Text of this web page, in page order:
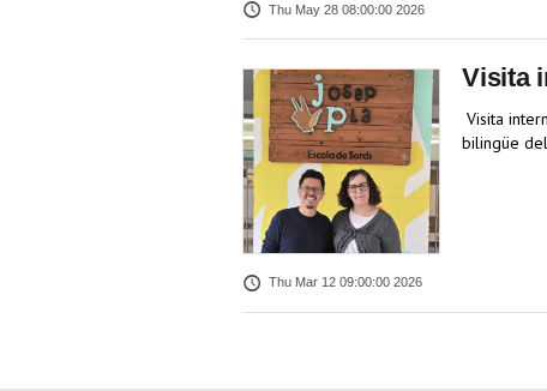
Thu May 28 08:00:00 2026
Visita
Visita
bilingüe
Thu Mar 12 09:00:00 2026